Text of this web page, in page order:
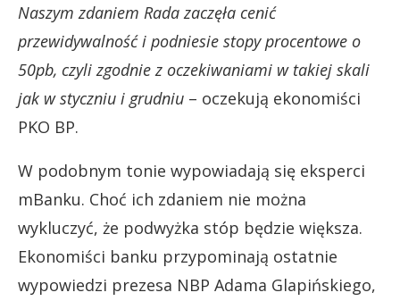
Naszym zdaniem Rada zaczęła cenić
przewidywalność i podniesie stopy procentowe o
50pb, czyli zgodnie z oczekiwaniami w takiej skali
jak w styczniu i grudniu – oczekują ekonomiści
PKO BP.
W podobnym tonie wypowiadają się eksperci
mBanku. Choć ich zdaniem nie można
wykluczyć, że podwyżka stóp będzie większa.
Ekonomiści banku przypominają ostatnie
wypowiedzi prezesa NBP Adama Glapińskiego,